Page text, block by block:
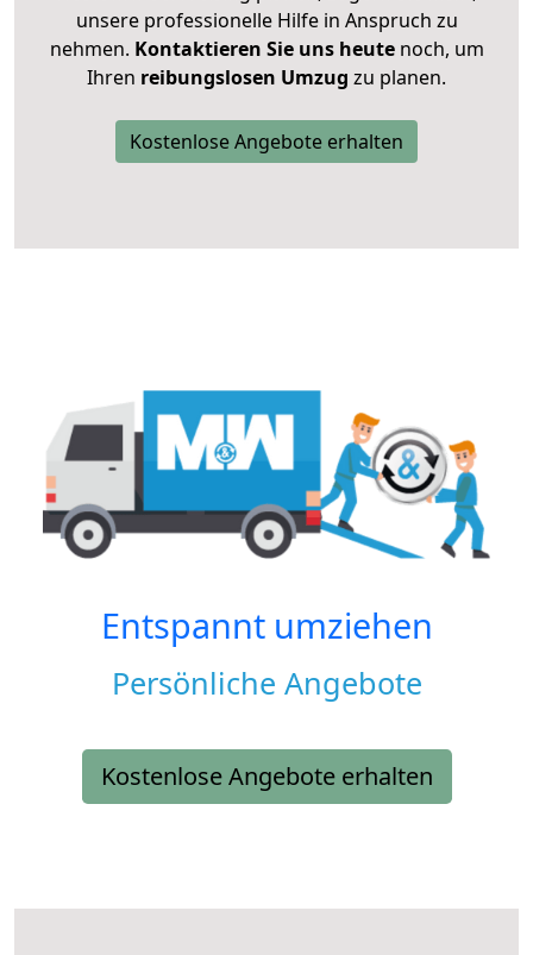
unsere professionelle Hilfe in Anspruch zu
nehmen. Kontaktieren Sie uns heutenoch, um
Ihren reibungslosen Umzug zu planen.
Kostenlose Angebote erhalten
Entspannt umziehen
Persönliche Angebote
Kostenlose Angebote erhalten